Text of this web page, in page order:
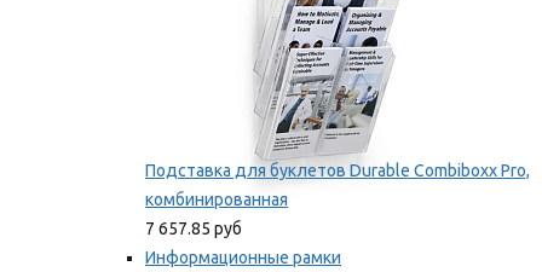
Подставка для буклетов Durable Combiboxx Pro,
комбинированная
7 657.85 руб
Информационные рамки